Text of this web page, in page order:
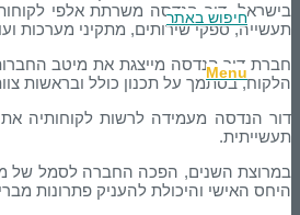
חיפוש באתר
Menu
בישראל. דור הנדסה משרתת אלפי
תעשייה, ספקי שירותים, מתקיני מערכות
חברת דור הנדסה מייצגת את מיטב
הלקוח, בסתמך על תכנון כולל ובראשות
תעשייתית.
במרוצת השנים, הפכה החברה לסמל של
היחס האישי והיכולת להעניק פתרונות